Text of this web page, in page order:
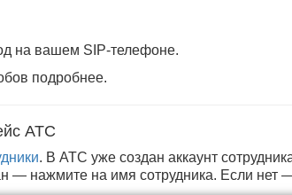
на вашем SIP-телефоне.
подробнее.
АТС
. В АТС уже создан аккаунт
— нажмите на имя сотрудника. Если нет